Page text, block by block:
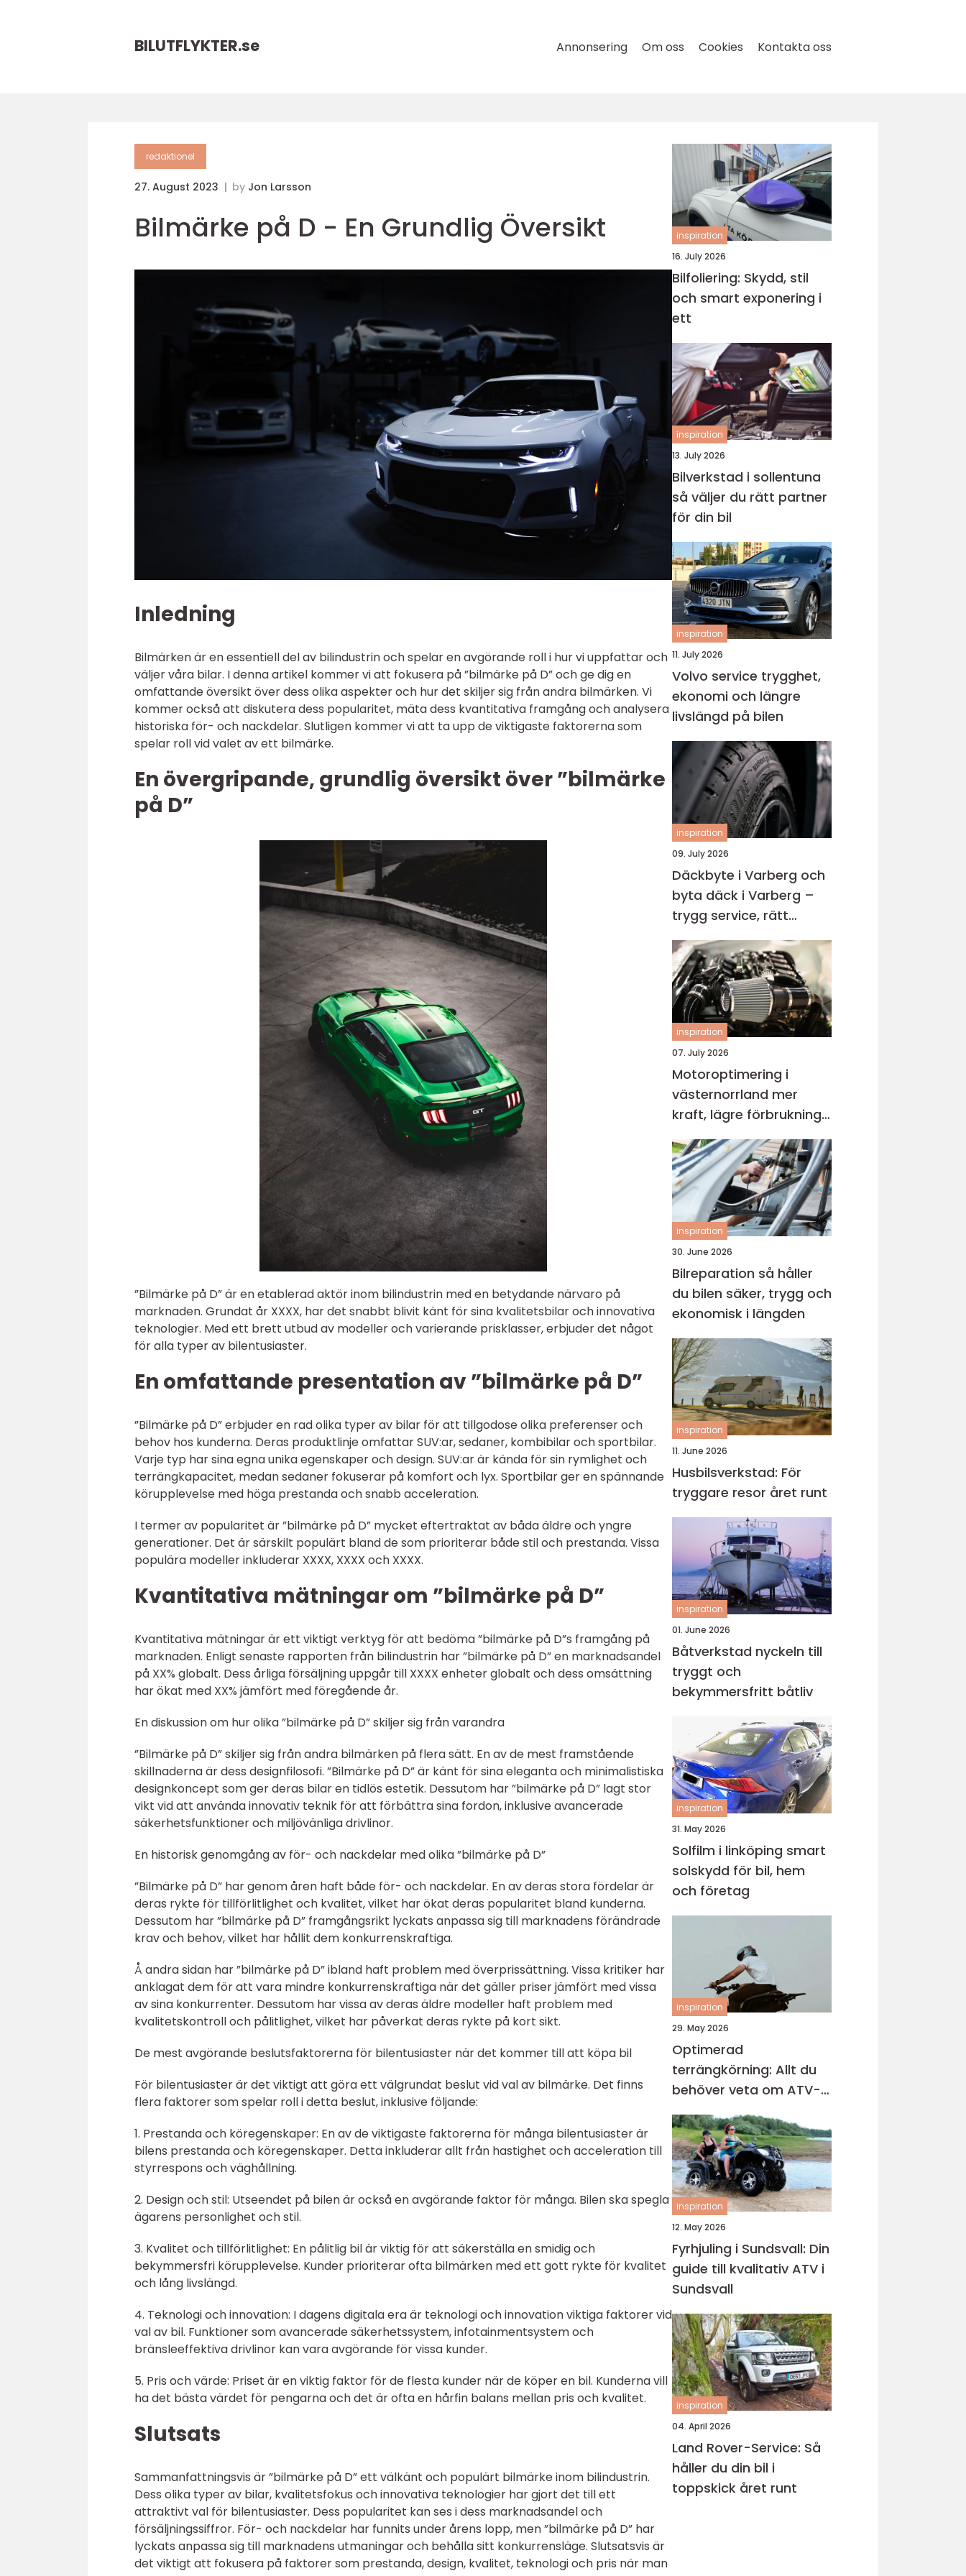
BILUTFLYKTER.se Annonsering Om oss Cookies Kontakta oss
redaktionel
27. August 2023 by Jon Larsson
Bilmärke på D - En Grundlig Översikt
Inledning
Bilmärken är en essentiell del av bilindustrin och spelar en avgörande roll i hur vi uppfattar och
väljer våra bilar. I denna artikel kommer vi att fokusera på ”bilmärke på D” och ge dig en
omfattande översikt över dess olika aspekter och hur det skiljer sig från andra bilmärken. Vi
kommer också att diskutera dess popularitet, mäta dess kvantitativa framgång och analysera
historiska för- och nackdelar. Slutligen kommer vi att ta upp de viktigaste faktorerna som
spelar roll vid valet av ett bilmärke.
En övergripande, grundlig översikt över ”bilmärke
på D”
”Bilmärke på D” är en etablerad aktör inom bilindustrin med en betydande närvaro på
marknaden. Grundat år XXXX, har det snabbt blivit känt för sina kvalitetsbilar och innovativa
teknologier. Med ett brett utbud av modeller och varierande prisklasser, erbjuder det något
för alla typer av bilentusiaster.
En omfattande presentation av ”bilmärke på D”
”Bilmärke på D” erbjuder en rad olika typer av bilar för att tillgodose olika preferenser och
behov hos kunderna. Deras produktlinje omfattar SUV:ar, sedaner, kombibilar och sportbilar.
Varje typ har sina egna unika egenskaper och design. SUV:ar är kända för sin rymlighet och
terrängkapacitet, medan sedaner fokuserar på komfort och lyx. Sportbilar ger en spännande
körupplevelse med höga prestanda och snabb acceleration.
I termer av popularitet är ”bilmärke på D” mycket eftertraktat av båda äldre och yngre
generationer. Det är särskilt populärt bland de som prioriterar både stil och prestanda. Vissa
populära modeller inkluderar XXXX, XXXX och XXXX.
Kvantitativa mätningar om ”bilmärke på D”
Kvantitativa mätningar är ett viktigt verktyg för att bedöma ”bilmärke på D”s framgång på
marknaden. Enligt senaste rapporten från bilindustrin har ”bilmärke på D” en marknadsandel
på XX% globalt. Dess årliga försäljning uppgår till XXXX enheter globalt och dess omsättning
har ökat med XX% jämfört med föregående år.
En diskussion om hur olika ”bilmärke på D” skiljer sig från varandra
”Bilmärke på D” skiljer sig från andra bilmärken på flera sätt. En av de mest framstående
skillnaderna är dess designfilosofi. ”Bilmärke på D” är känt för sina eleganta och minimalistiska
designkoncept som ger deras bilar en tidlös estetik. Dessutom har ”bilmärke på D” lagt stor
vikt vid att använda innovativ teknik för att förbättra sina fordon, inklusive avancerade
säkerhetsfunktioner och miljövänliga drivlinor.
En historisk genomgång av för- och nackdelar med olika ”bilmärke på D”
”Bilmärke på D” har genom åren haft både för- och nackdelar. En av deras stora fördelar är
deras rykte för tillförlitlighet och kvalitet, vilket har ökat deras popularitet bland kunderna.
Dessutom har ”bilmärke på D” framgångsrikt lyckats anpassa sig till marknadens förändrade
krav och behov, vilket har hållit dem konkurrenskraftiga.
Å andra sidan har ”bilmärke på D” ibland haft problem med överprissättning. Vissa kritiker har
anklagat dem för att vara mindre konkurrenskraftiga när det gäller priser jämfört med vissa
av sina konkurrenter. Dessutom har vissa av deras äldre modeller haft problem med
kvalitetskontroll och pålitlighet, vilket har påverkat deras rykte på kort sikt.
De mest avgörande beslutsfaktorerna för bilentusiaster när det kommer till att köpa bil
För bilentusiaster är det viktigt att göra ett välgrundat beslut vid val av bilmärke. Det finns
flera faktorer som spelar roll i detta beslut, inklusive följande:
1. Prestanda och köregenskaper: En av de viktigaste faktorerna för många bilentusiaster är
bilens prestanda och köregenskaper. Detta inkluderar allt från hastighet och acceleration till
styrrespons och väghållning.
2. Design och stil: Utseendet på bilen är också en avgörande faktor för många. Bilen ska spegla
ägarens personlighet och stil.
3. Kvalitet och tillförlitlighet: En pålitlig bil är viktig för att säkerställa en smidig och
bekymmersfri körupplevelse. Kunder prioriterar ofta bilmärken med ett gott rykte för kvalitet
och lång livslängd.
4. Teknologi och innovation: I dagens digitala era är teknologi och innovation viktiga faktorer vid
val av bil. Funktioner som avancerade säkerhetssystem, infotainmentsystem och
bränsleeffektiva drivlinor kan vara avgörande för vissa kunder.
5. Pris och värde: Priset är en viktig faktor för de flesta kunder när de köper en bil. Kunderna vill
ha det bästa värdet för pengarna och det är ofta en hårfin balans mellan pris och kvalitet.
Slutsats
Sammanfattningsvis är ”bilmärke på D” ett välkänt och populärt bilmärke inom bilindustrin.
Dess olika typer av bilar, kvalitetsfokus och innovativa teknologier har gjort det till ett
attraktivt val för bilentusiaster. Dess popularitet kan ses i dess marknadsandel och
försäljningssiffror. För- och nackdelar har funnits under årens lopp, men ”bilmärke på D” har
lyckats anpassa sig till marknadens utmaningar och behålla sitt konkurrensläge. Slutsatsvis är
det viktigt att fokusera på faktorer som prestanda, design, kvalitet, teknologi och pris när man
inspiration
16. July 2026
Bilfoliering: Skydd, stil
och smart exponering i
ett
inspiration
13. July 2026
Bilverkstad i sollentuna
så väljer du rätt partner
för din bil
inspiration
11. July 2026
Volvo service trygghet,
ekonomi och längre
livslängd på bilen
inspiration
09. July 2026
Däckbyte i Varberg och
byta däck i Varberg –
trygg service, rätt
timing och bättre
körning
inspiration
07. July 2026
Motoroptimering i
västernorrland mer
kraft, lägre förbrukning
och roligare körning
inspiration
30. June 2026
Bilreparation så håller
du bilen säker, trygg och
ekonomisk i längden
inspiration
11. June 2026
Husbilsverkstad: För
tryggare resor året runt
inspiration
01. June 2026
Båtverkstad nyckeln till
tryggt och
bekymmersfritt båtliv
inspiration
31. May 2026
Solfilm i linköping smart
solskydd för bil, hem
och företag
inspiration
29. May 2026
Optimerad
terrängkörning: Allt du
behöver veta om ATV-
däck
inspiration
12. May 2026
Fyrhjuling i Sundsvall: Din
guide till kvalitativ ATV i
Sundsvall
inspiration
04. April 2026
Land Rover-Service: Så
håller du din bil i
toppskick året runt